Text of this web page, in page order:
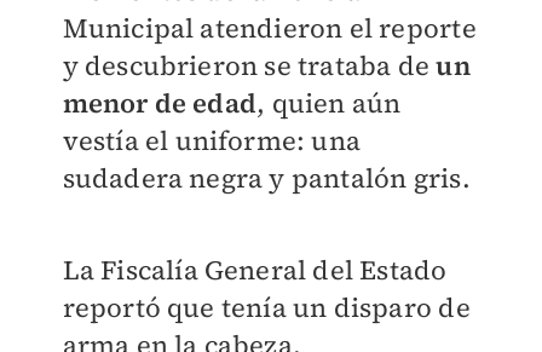
Municipal atendieron el reporte
y descubrieron se trataba deun
menor de edad, quien aún
vestía el uniforme: una
sudadera negra y pantalón gris.
La Fiscalía General del Estado
reportó que tenía un disparo de